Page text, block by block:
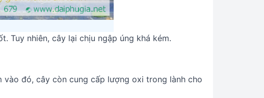
Tuy nhiên, cây lại chịu ngập úng khá kém.
đó, cây còn cung cấp lượng oxi trong lành cho